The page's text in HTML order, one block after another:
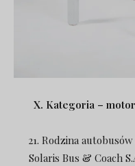
X. Kategoria –
21. Rodzina
Solaris Bus & Coach